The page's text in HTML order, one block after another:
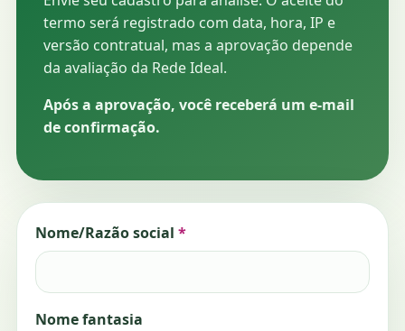
termo será registrado com data, hora, IP e
versão contratual, mas a aprovação depende
da avaliação da Rede Ideal.
Após a aprovação, você receberá um e-mail
de confirmação.
Nome/Razão social *
Nome fantasia